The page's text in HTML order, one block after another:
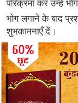
परिक्रमा कर उन्हें
भोग लगाने के बाद
शुभकामनाएँ दें।